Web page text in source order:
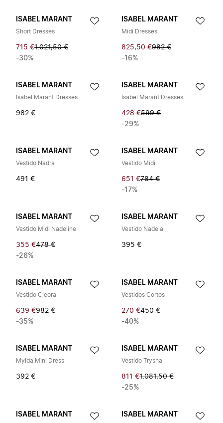
ISABEL MARANT
Short Dresses
715 €1.021,50 €
-30%
ISABEL MARANT
Midi Dresses
825,50 €982 €
-16%
ISABEL MARANT
Isabel Marant Dresses
982 €
ISABEL MARANT
Isabel Marant Dresses
428 €599 €
-29%
ISABEL MARANT
Vestido Nadra
491 €
ISABEL MARANT
Vestido Midi
651 €784 €
-17%
ISABEL MARANT
Vestido Midi Nadeline
355 €478 €
-26%
ISABEL MARANT
Vestido Nadela
395 €
ISABEL MARANT
Vestido Cleora
639 €982 €
-35%
ISABEL MARANT
Vestidos Cortos
270 €450 €
-40%
ISABEL MARANT
Mylda Mini Dress
392 €
ISABEL MARANT
Vestido Trysha
811 €1.081,50 €
-25%
ISABEL MARANT ISABEL MARANT